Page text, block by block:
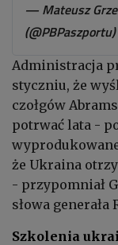
— Mateusz
(@PBPaszportu)
Administracja
styczniu, że
czołgów
potrwać lata -
że Ukraina
- przypomniał
słowa generała
Szkolenia